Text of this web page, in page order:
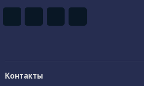
Контакты